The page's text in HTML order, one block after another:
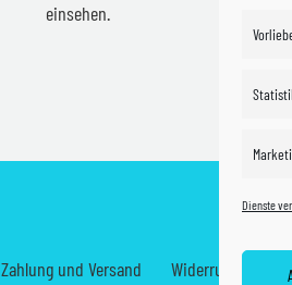
Dienste
einsehen.
Zahlung und Versand Widerrufsrecht